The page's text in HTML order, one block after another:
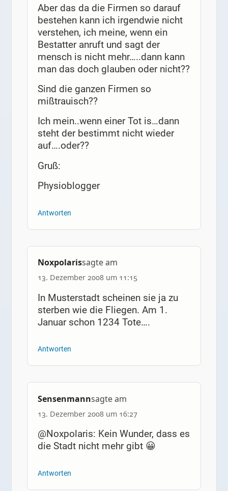
Aber das da die Firmen so darauf
bestehen kann ich irgendwie nicht
verstehen, ich meine, wenn ein
Bestatter anruft und sagt der
mensch is nicht mehr…..dann kann
man das doch glauben oder nicht??
Sind die ganzen Firmen so
mißtrauisch??
Ich mein..wenn einer Tot is…dann
steht der bestimmt nicht wieder
auf….oder??
Gruß:
Physioblogger
Antworten
Noxpolarissagte am
13. Dezember 2008 um 11:15
In Musterstadt scheinen sie ja zu
sterben wie die Fliegen. Am 1.
Januar schon 1234 Tote….
Antworten
Sensenmannsagte am
13. Dezember 2008 um 16:27
@Noxpolaris: Kein Wunder, dass es
die Stadt nicht mehr gibt 😀
Antworten